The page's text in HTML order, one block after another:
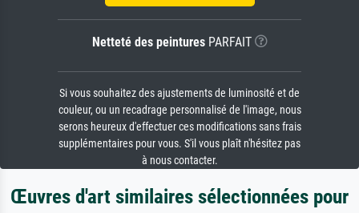
Netteté des peinturesPARFAIT
Si vous souhaitez des ajustements de luminosité et de
couleur, ou un recadrage personnalisé de l'image, nous
serons heureux d'effectuer ces modifications sans frais
supplémentaires pour vous. S'il vous plaît n'hésitez pas
à nous contacter.
Œuvres d'art similaires sélectionnées pour